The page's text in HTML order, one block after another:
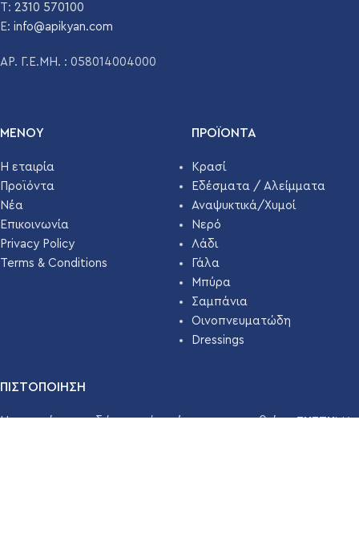
T: 2310 570100
E: info@apikyan.com
ΑΡ. Γ.Ε.ΜΗ. : 058014004000
ΜΕΝΟΥ
Η εταιρία
Προϊόντα
Νέα
Επικοινωνία
Privacy Policy
Terms & Conditions
ΠΡΟΪΌΝΤΑ
Κρασί
Εδέσματα / Αλείμματα
Αναψυκτικά/Χυμοί
Νερό
Λάδι
Γάλα
Μπύρα
Σαμπάνια
Οινοπνευματώδη
Dressings
ΠΙΣΤΟΠΟΙΗΣΗ
Η εταιρεία μας εδώ και χρόνια έχει πιστοποιηθεί μεΣΥΣΤΗΜΑ